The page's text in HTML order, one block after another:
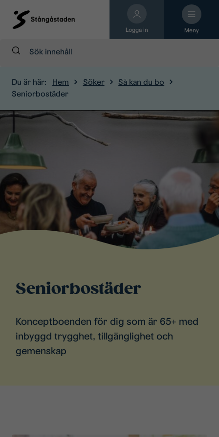
Logga in Meny
Sök:
Du är här: Hem Söker
Så kan du bo
Seniorbostäder
Seniorbostäder
Konceptboenden för dig som är 65+ med
inbyggd trygghet, tillgänglighet och
gemenskap